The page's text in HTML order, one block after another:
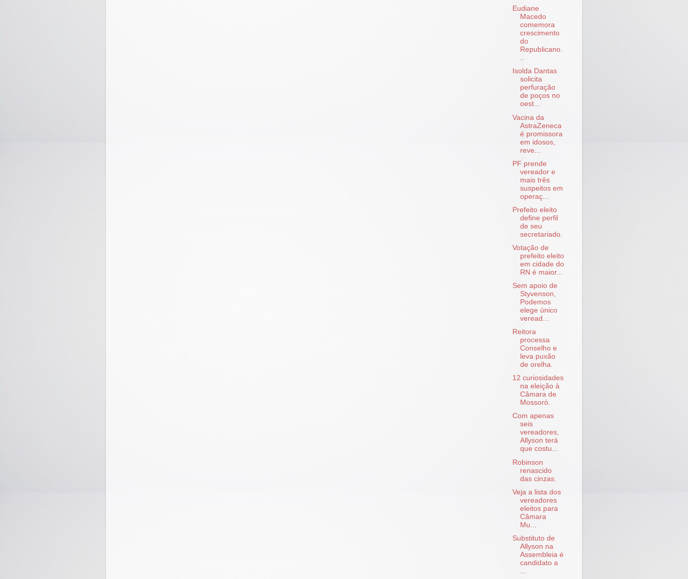
Eudiane
Macedo
comemora
crescimento
do
Republicano.
..
Isolda Dantas
solicita
perfuração
de poços no
oest...
Vacina da
AstraZeneca
é promissora
em idosos,
reve...
PF prende
vereador e
mais três
suspeitos em
operaç...
Prefeito eleito
define perfil
de seu
secretariado.
Votação de
prefeito eleito
em cidade do
RN é maior...
Sem apoio de
Styvenson,
Podemos
elege único
veread...
Reitora
processa
Conselho e
leva puxão
de orelha.
12 curiosidades
na eleição à
Câmara de
Mossoró.
Com apenas
seis
vereadores,
Allyson terá
que costu...
Robinson
renascido
das cinzas.
Veja a lista dos
vereadores
eleitos para
Câmara
Mu...
Substituto de
Allyson na
Assembleia é
candidato a